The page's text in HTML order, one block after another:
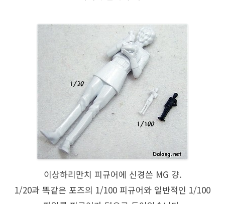
이상하리만치 피규어에 신경쓴 MG 걍.
1/20과 똑같은 포즈의 1/100 피규어와 일반적인 1/100